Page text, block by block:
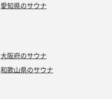
愛知県のサウナ
大阪府のサウナ
和歌山県のサウナ